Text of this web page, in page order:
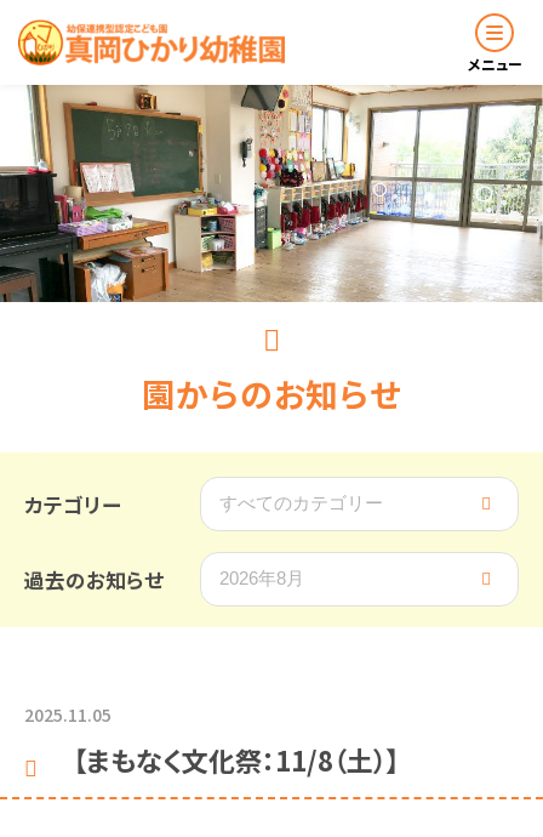
メニュー
お知らせ
園について
園の生活
入園のご案内
求人情報
園からのお知らせ
カテゴリー
過去のお知らせ
2025.11.05
【まもなく文化祭：11/8（土）】